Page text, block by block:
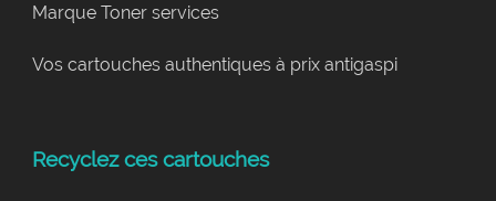
Marque Toner services
Vos cartouches authentiques à prix antigaspi
Recyclez ces cartouches